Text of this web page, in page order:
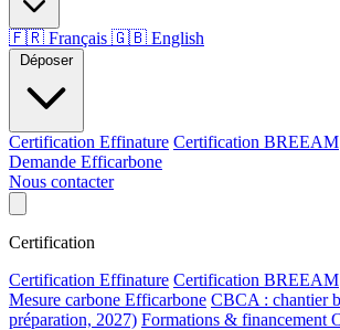
🇫🇷 Français 🇬🇧 English
Déposer
Certification Effinature Certification BREEAM
Demande Efficarbone
Nous contacter
Certification
Certification Effinature Certification BREEAM
Mesure carbone Efficarbone CBCA : chantier
préparation, 2027) Formations & financement